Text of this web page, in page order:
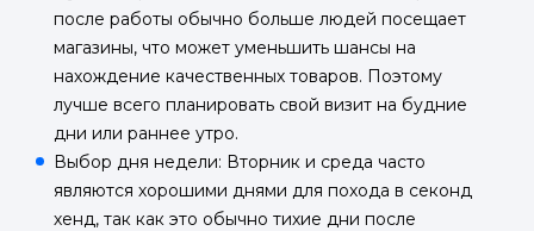
после работы обычно больше людей посещает
магазины, что может уменьшить шансы на
нахождение качественных товаров. Поэтому
лучше всего планировать свой визит на будние
дни или раннее утро.
Выбор дня недели: Вторник и среда часто
являются хорошими днями для похода в секонд
хенд, так как это обычно тихие дни после